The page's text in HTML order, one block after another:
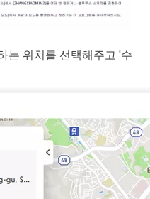
는 위치를 선택해주고 '수